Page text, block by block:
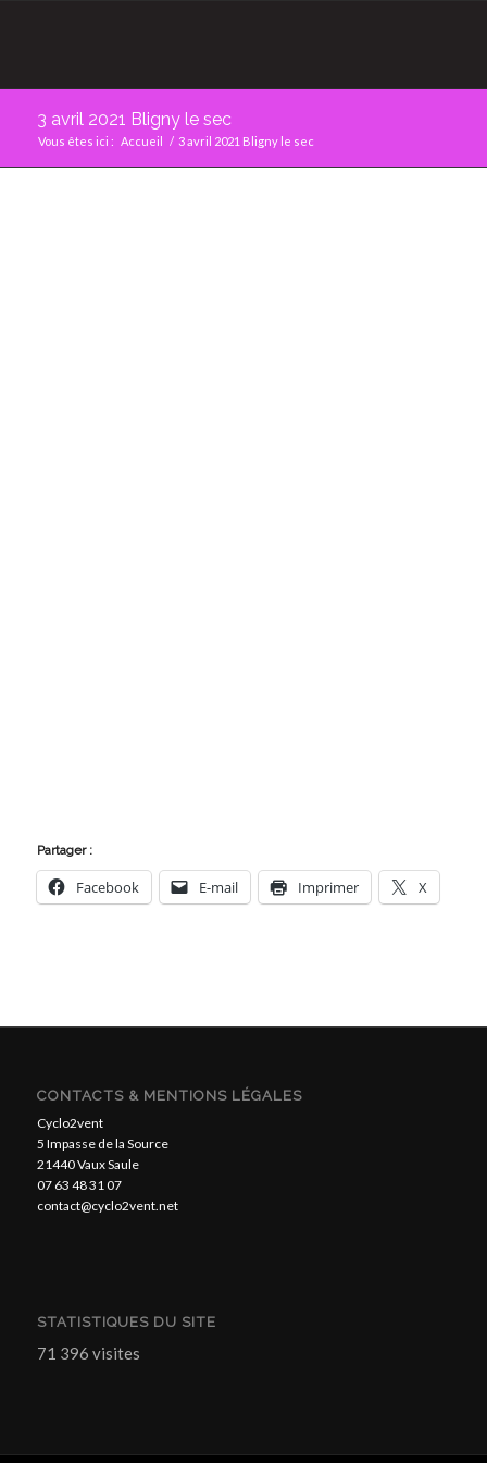
3 avril 2021 Bligny le sec
Vous êtes ici : Accueil / 3 avril 2021 Bligny le sec
Partager :
Facebook E-mail Imprimer X
CONTACTS & MENTIONS LÉGALES
Cyclo2vent
5 Impasse de la Source
21440 Vaux Saule
07 63 48 31 07
contact@cyclo2vent.net
STATISTIQUES DU SITE
71 396 visites